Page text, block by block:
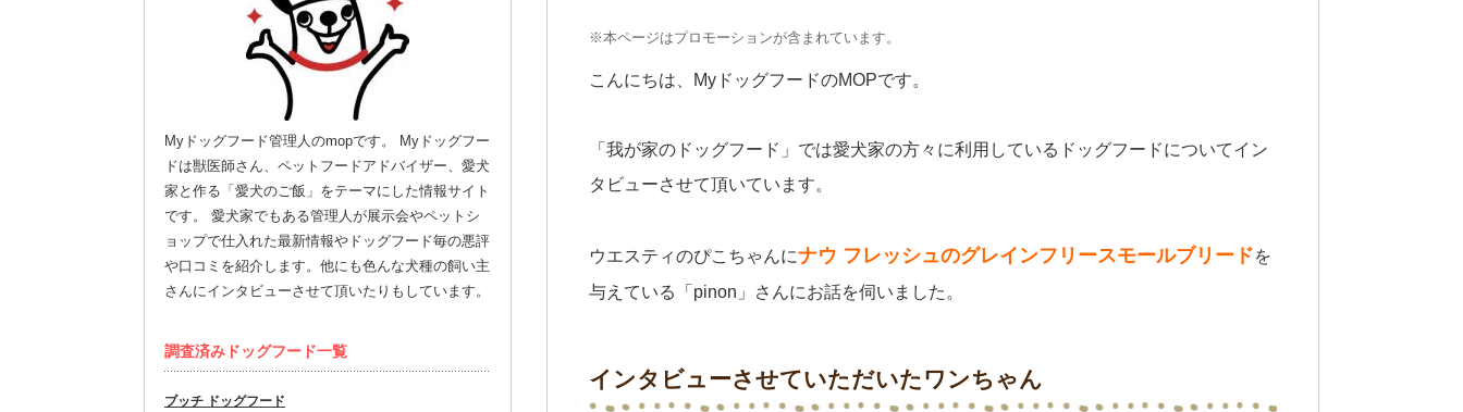
※本ページはプロモーションが含まれています。
こんにちは、MyドッグフードのMOPです。
「我が家のドッグフード」では愛犬家の方々に利用しているドッグフードについてイン
タビューさせて頂いています。
ウエスティのぴこちゃんにナウ フレッシュのグレインフリースモールブリードを
与えている「pinon」さんにお話を伺いました。
インタビューさせていただいたワンちゃん
Myドッグフード管理人のmopです。 Myドッグフー
ドは獣医師さん、ペットフードアドバイザー、愛犬
家と作る「愛犬のご飯」をテーマにした情報サイト
です。 愛犬家でもある管理人が展示会やペットシ
ョップで仕入れた最新情報やドッグフード毎の悪評
や口コミを紹介します。他にも色んな犬種の飼い主
さんにインタビューさせて頂いたりもしています。
調査済みドッグフード一覧
ブッチ ドッグフード